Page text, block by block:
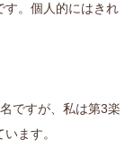
す。個人的にはきれ
ですが、私は第3楽
ます。